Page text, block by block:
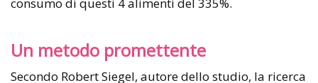
consumo di questi 4 alimenti del 335%.
Un metodo promettente
Secondo Robert Siegel, autore dello studio, la ricerca